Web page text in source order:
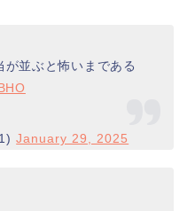
並ぶと怖いまである
January 29, 2025